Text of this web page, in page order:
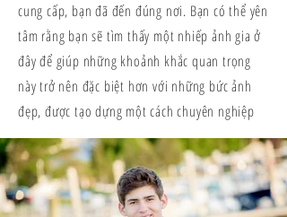
cung cấp, bạn đã đến đúng nơi. Bạn có thể yên
tâm rằng bạn sẽ tìm thấy một nhiếp ảnh gia ở
đây để giúp những khoảnh khắc quan trọng
này trở nên đặc biệt hơn với những bức ảnh
đẹp, được tạo dựng một cách chuyên nghiệp